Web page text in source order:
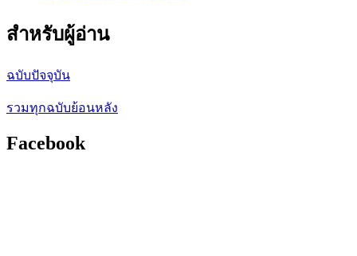
สำหรับผู้อ่าน
ฉบับปัจจุบัน
รวมทุกฉบับย้อนหลัง
Facebook